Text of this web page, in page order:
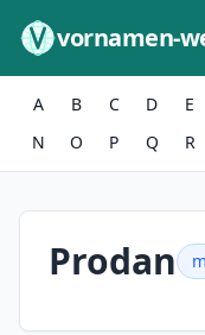
vornamen-
A B C D E
N
O P Q R
Prodan